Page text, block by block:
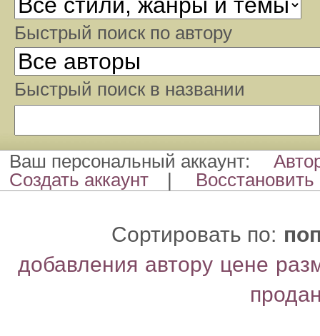
Быстрый поиcк по автору
Быстрый поиcк в названии
Ваш персональный аккаунт:
Создать аккаунт
| Восстановить
Сортировать по:
добавления автору цене